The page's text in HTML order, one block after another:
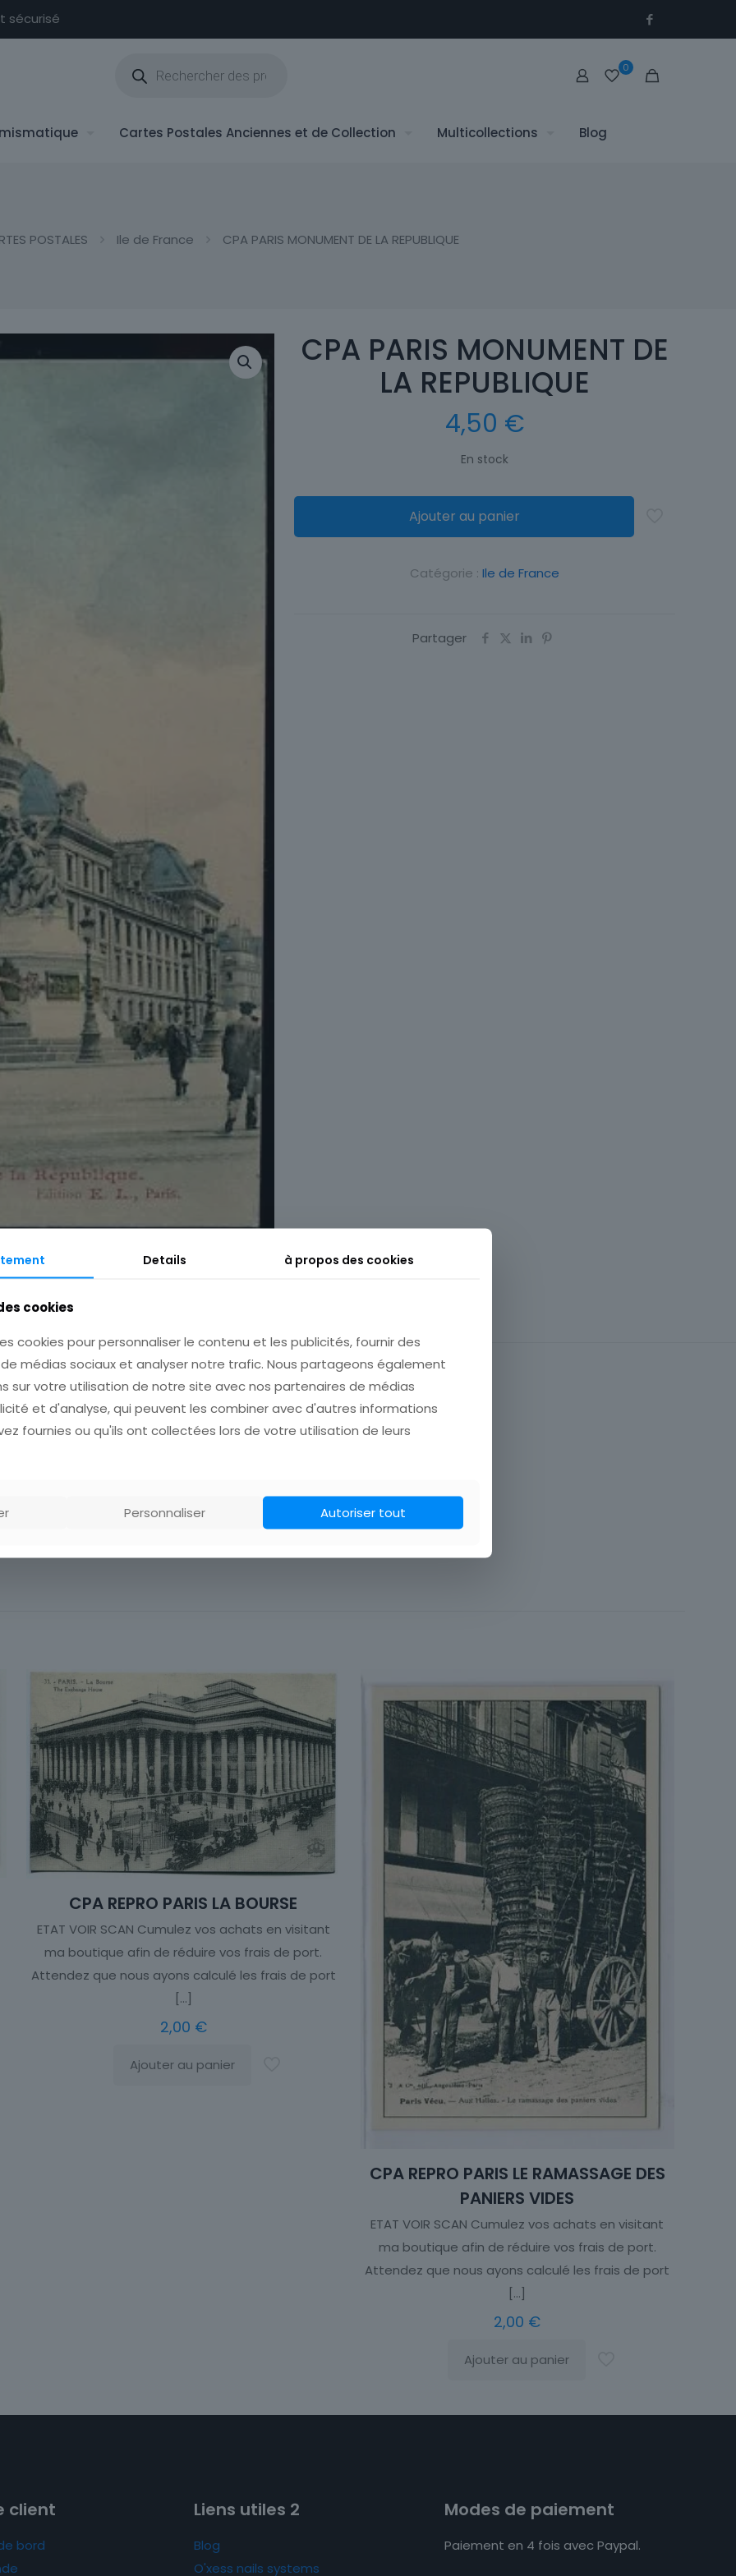
sécurisé
produits
0
Cartes Postales Anciennes et de Collection Multicollections Blog
POSTALES Ile de France CPA PARIS MONUMENT DE LA REPUBLIQUE
CPA PARIS MONUMENT DE
LA REPUBLIQUE
4,50 €
En stock
Ajouter au panier
Catégorie : Ile de France
Partager
Description
plusieurs achats avant de payer!
CPA REPRO PARIS LA BOURSE
ETAT VOIR SCAN Cumulez vos achats en visitant
ma boutique afin de réduire vos frais de port.
Attendez que nous ayons calculé les frais de port
[…]
2,00 €
Ajouter au panier
CPA REPRO PARIS LE RAMASSAGE DES
PANIERS VIDES
ETAT VOIR SCAN Cumulez vos achats en visitant
ma boutique afin de réduire vos frais de port.
Attendez que nous ayons calculé les frais de port
[…]
2,00 €
Ajouter au panier
client
bord
Liens utiles 2
Blog
O'xess nails systems
Modes de paiement
Paiement en 4 fois avec Paypal.
Details à propos des cookies
cookies
cookies pour personnaliser le contenu et les publicités, fournir des
médias sociaux et analyser notre trafic. Nous partageons également
sur votre utilisation de notre site avec nos partenaires de médias
et d'analyse, qui peuvent les combiner avec d'autres informations
fournies ou qu'ils ont collectées lors de votre utilisation de leurs
Personnaliser Autoriser tout